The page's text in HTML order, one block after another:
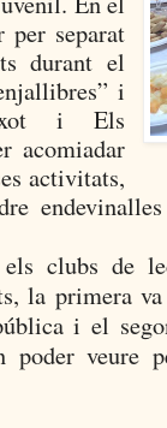
per separat
durant el
i
i Els
acomiadar
activitats,
els clubs de
la primera
i el
poder veure